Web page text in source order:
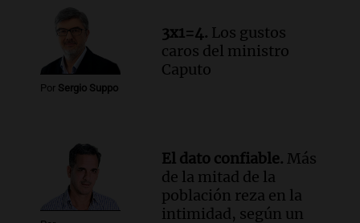
Audio.
conectividad fronteriza, aérea y digital
con Jujuy
Panorama Federal
Episodios
proteínas
Una mañana para todos
Episodios
Audio.
Investigan un asalto millonario a
Por Sergio Suppo
3x1=4. Los gustos
caros del ministro
Caputo
El dato confiable. Más
de la mitad de la
población reza en la
intimidad, según un